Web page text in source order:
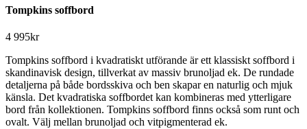
Tompkins soffbord
4 995kr
Tompkins soffbord i kvadratiskt utförande är ett klassiskt soffbord i
skandinavisk design, tillverkat av massiv brunoljad ek. De rundade
detaljerna på både bordsskiva och ben skapar en naturlig och mjuk
känsla. Det kvadratiska soffbordet kan kombineras med ytterligare
bord från kollektionen. Tompkins soffbord finns också som runt och
ovalt. Välj mellan brunoljad och vitpigmenterad ek.